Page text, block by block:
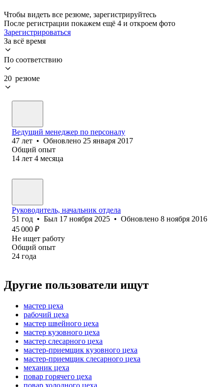
Чтобы видеть все резюме, зарегистрируйтесь
После регистрации покажем ещё 4 и откроем фото
Зарегистрироваться
За всё время
По соответствию
20 резюме
Ведущий менеджер по персоналу
47 лет • Обновлено 25 января 2017
Общий опыт
14 лет 4 месяца
Руководитель, начальник отдела
51 год • Был 17 ноября 2025 • Обновлено 8 ноября 2016
45 000 ₽
Не ищет работу
Общий опыт
24 года
Другие пользователи ищут
мастер цеха
рабочий цеха
мастер швейного цеха
мастер кузовного цеха
мастер слесарного цеха
мастер-приемщик кузовного цеха
мастер-приемщик слесарного цеха
механик цеха
повар горячего цеха
повар холодного цеха